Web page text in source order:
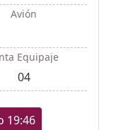
Avión
Equipaje
04
19:46